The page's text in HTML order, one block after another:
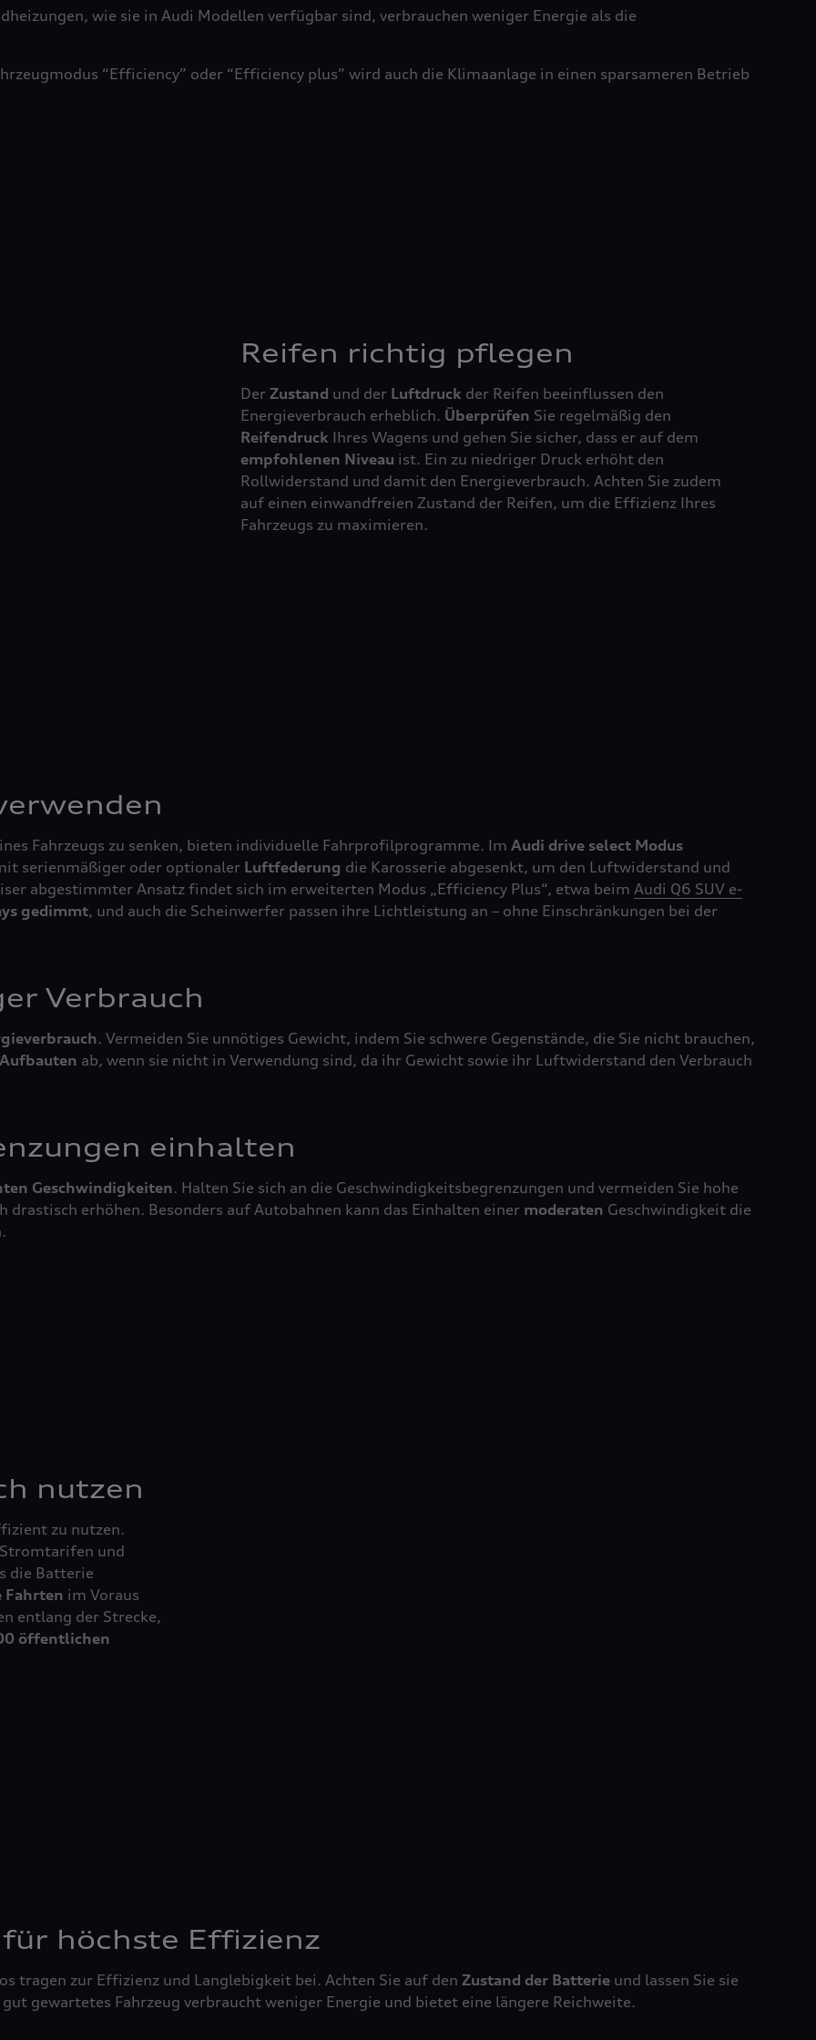
wie sie in Audi Modellen verfügbar sind, verbrauchen weniger Energie als die
“Efficiency” oder “Efficiency plus” wird auch die Klimaanlage in einen sparsameren Betrieb
Reifen richtig pflegen
Der Zustand und der Luftdruck der Reifen beeinflussen den
Energieverbrauch erheblich. Überprüfen Sie regelmäßig den
Reifendruck Ihres Wagens und gehen Sie sicher, dass er auf dem
empfohlenen Niveau ist. Ein zu niedriger Druck erhöht den
Rollwiderstand und damit den Energieverbrauch. Achten Sie zudem
auf einen einwandfreien Zustand der Reifen, um die Effizienz Ihres
Fahrzeugs zu maximieren.
Fahrzeugs zu senken, bieten individuelle Fahrprofilprogramme. Im Audi drive select Modus
serienmäßiger oder optionaler Luftfederung die Karosserie abgesenkt, um den Luftwiderstand und
abgestimmter Ansatz findet sich im erweiterten Modus „Efficiency Plus“, etwa beim Audi Q6 SUV e-
gedimmt, und auch die Scheinwerfer passen ihre Lichtleistung an – ohne Einschränkungen bei der
Verbrauch
. Vermeiden Sie unnötiges Gewicht, indem Sie schwere Gegenstände, die Sie nicht brauchen,
Aufbauten ab, wenn sie nicht in Verwendung sind, da ihr Gewicht sowie ihr Luftwiderstand den Verbrauch
einhalten
Geschwindigkeiten. Halten Sie sich an die Geschwindigkeitsbegrenzungen und vermeiden Sie hohe
drastisch erhöhen. Besonders auf Autobahnen kann das Einhalten einer moderaten Geschwindigkeit die
nutzen
zu nutzen.
und
die Batterie
Fahrten im Voraus
entlang der Strecke,
öffentlichen
höchste Effizienz
tragen zur Effizienz und Langlebigkeit bei. Achten Sie auf den Zustand der Batterie und lassen Sie sie
gewartetes Fahrzeug verbraucht weniger Energie und bietet eine längere Reichweite.